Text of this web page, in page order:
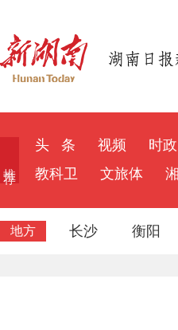
头 条 视频 时政
教科卫
文旅体
地方 长沙 衡阳